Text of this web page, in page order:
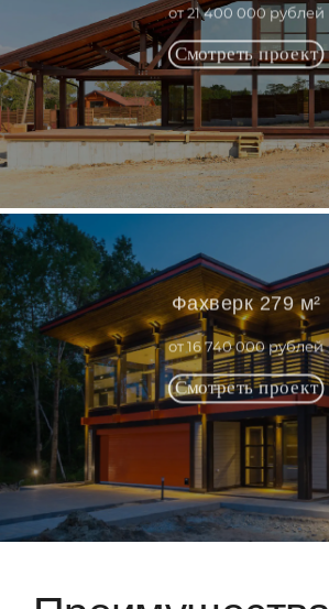
от 21 400 000 рублей
Фахверк 279 м²
от 16 740 000 рублей